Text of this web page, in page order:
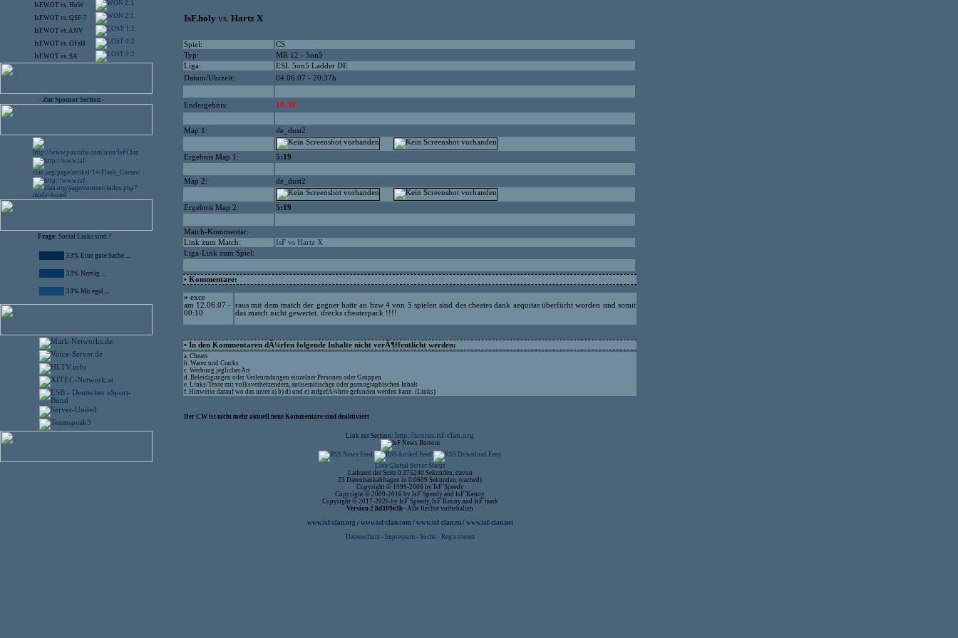
IsF.WOT vs. HoW 2:1
IsF.WOT vs. QSF-7 2:1
IsF.WOT vs.ANV 1:2
IsF.WOT vs. OFaH 0:2
IsF.WOT vs. SA 0:2
- Zur Sponsor Section -
Frage: Social Links sind ?
33% Eine gute Sache ...
33% Nervig ...
33% Mir egal ...
IsF.holy vs. Hartz X
Spiel:
CS
Typ:
MR 12 - 5on5
Liga:
ESL 5on5 Ladder DE
Datum/Uhrzeit:
04.06.07 - 20:37h
Endergebnis: 10:38
Map 1: de_dust2
Ergebnis Map 1: 5:19
Map 2: de_dust2
Ergebnis Map 2: 5:19
Match-Kommentar:
Link zum Match:
IsF vs Hartz X
Liga-Link zum Spiel:
• Kommentare:
» exce
am 12.06.07 -
00:10
raus mit dem match der gegner hatte an bzw 4 von 5 spielen sind des cheates dank aequitas überfürht worden und somit
das match nicht gewertet. drecks cheaterpack !!!!
• In den Kommentaren dÃ¼rfen folgende Inhalte nicht verÃ¶ffentlicht werden:
a. Cheats
b. Warez und Cracks
c. Werbung jeglicher Art
d. Beleidigungen oder Verleumdungen einzelner Personen oder Gruppen
e. Links/Texte mit volksverhetzendem, antisemitischen oder pornographischen Inhalt
f. Hinweise darauf wo das unter a) b) d) und e) aufgefÃ¼hrte gefunden werden kann. (Links)
Der CW ist nicht mehr aktuell neue Kommentare sind deaktiviert
Link zur Section: http://scores.isf-clan.org
Live Global Server Status
Ladezeit der Seite 0.375240 Sekunden, davon
23 Datenbankabfragen in 0.0609 Sekunden. (cached)
Copyright © 1999-2008 by IsF`Speedy
Copyright © 2009-2016 by IsF`Speedy and IsF`Kenny
Copyright © 2017-2026 by IsF`Speedy, IsF`Kenny and IsF`mark
Version 2.8d309e3b - Alle Rechte vorbehalten
www.isf-clan.org / www.isf-clan.com / www.isf-clan.eu/ www.isf-clan.net
Datenschutz - Impressum- Suche- Registrieren